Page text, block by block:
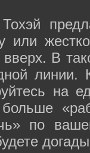
или
В
на
по